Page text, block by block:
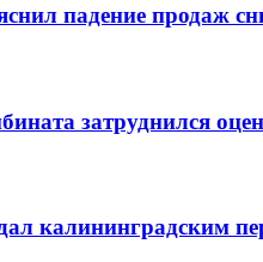
падение продаж
затруднился
калининградским